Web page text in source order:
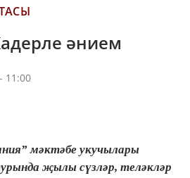
әнием
11:00
мәктәбе укучылары
җылы сүзләр, теләкләр